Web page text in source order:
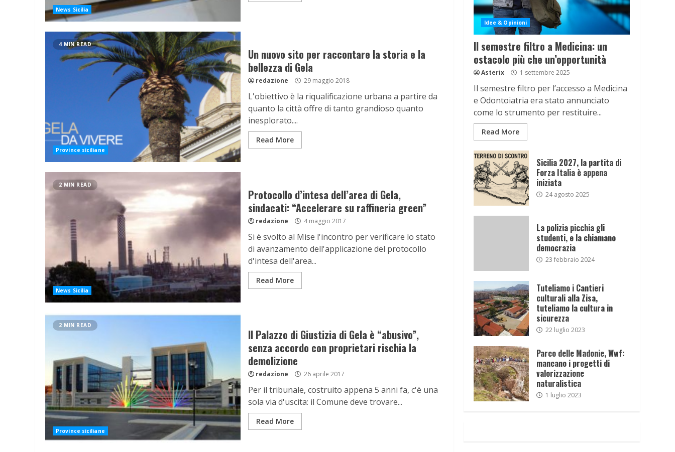
News Sicilia
4 MIN READ
Province siciliane
Un nuovo sito per raccontare la storia e la
bellezza di Gela
redazione 29 maggio 2018
L'obiettivo è la riqualificazione urbana a partire da
quanto la città offre di tanto grandioso quanto
inesplorato....
Read More
2 MIN READ
News Sicilia
Protocollo d’intesa dell’area di Gela,
sindacati: “Accelerare su raffineria green”
redazione 4 maggio 2017
Si è svolto al Mise l'incontro per verificare lo stato
di avanzamento dell'applicazione del protocollo
d'intesa dell'area...
Read More
2 MIN READ
Province siciliane
Il Palazzo di Giustizia di Gela è “abusivo”,
senza accordo con proprietari rischia la
demolizione
redazione 26 aprile 2017
Per il tribunale, costruito appena 5 anni fa, c'è una
sola via d'uscita: il Comune deve trovare...
Read More
Idee & Opinioni
Il semestre filtro a Medicina: un
ostacolo più che un’opportunità
Asterix 1 settembre 2025
Il semestre filtro per l’accesso a Medicina
e Odontoiatria era stato annunciato
come lo strumento per restituire...
Read More
Sicilia 2027, la partita di
Forza Italia è appena
iniziata
24 agosto 2025
La polizia picchia gli
studenti, e la chiamano
democrazia
23 febbraio 2024
Tuteliamo i Cantieri
culturali alla Zisa,
tuteliamo la cultura in
sicurezza
22 luglio 2023
Parco delle Madonie, Wwf:
mancano i progetti di
valorizzazione
naturalistica
1 luglio 2023